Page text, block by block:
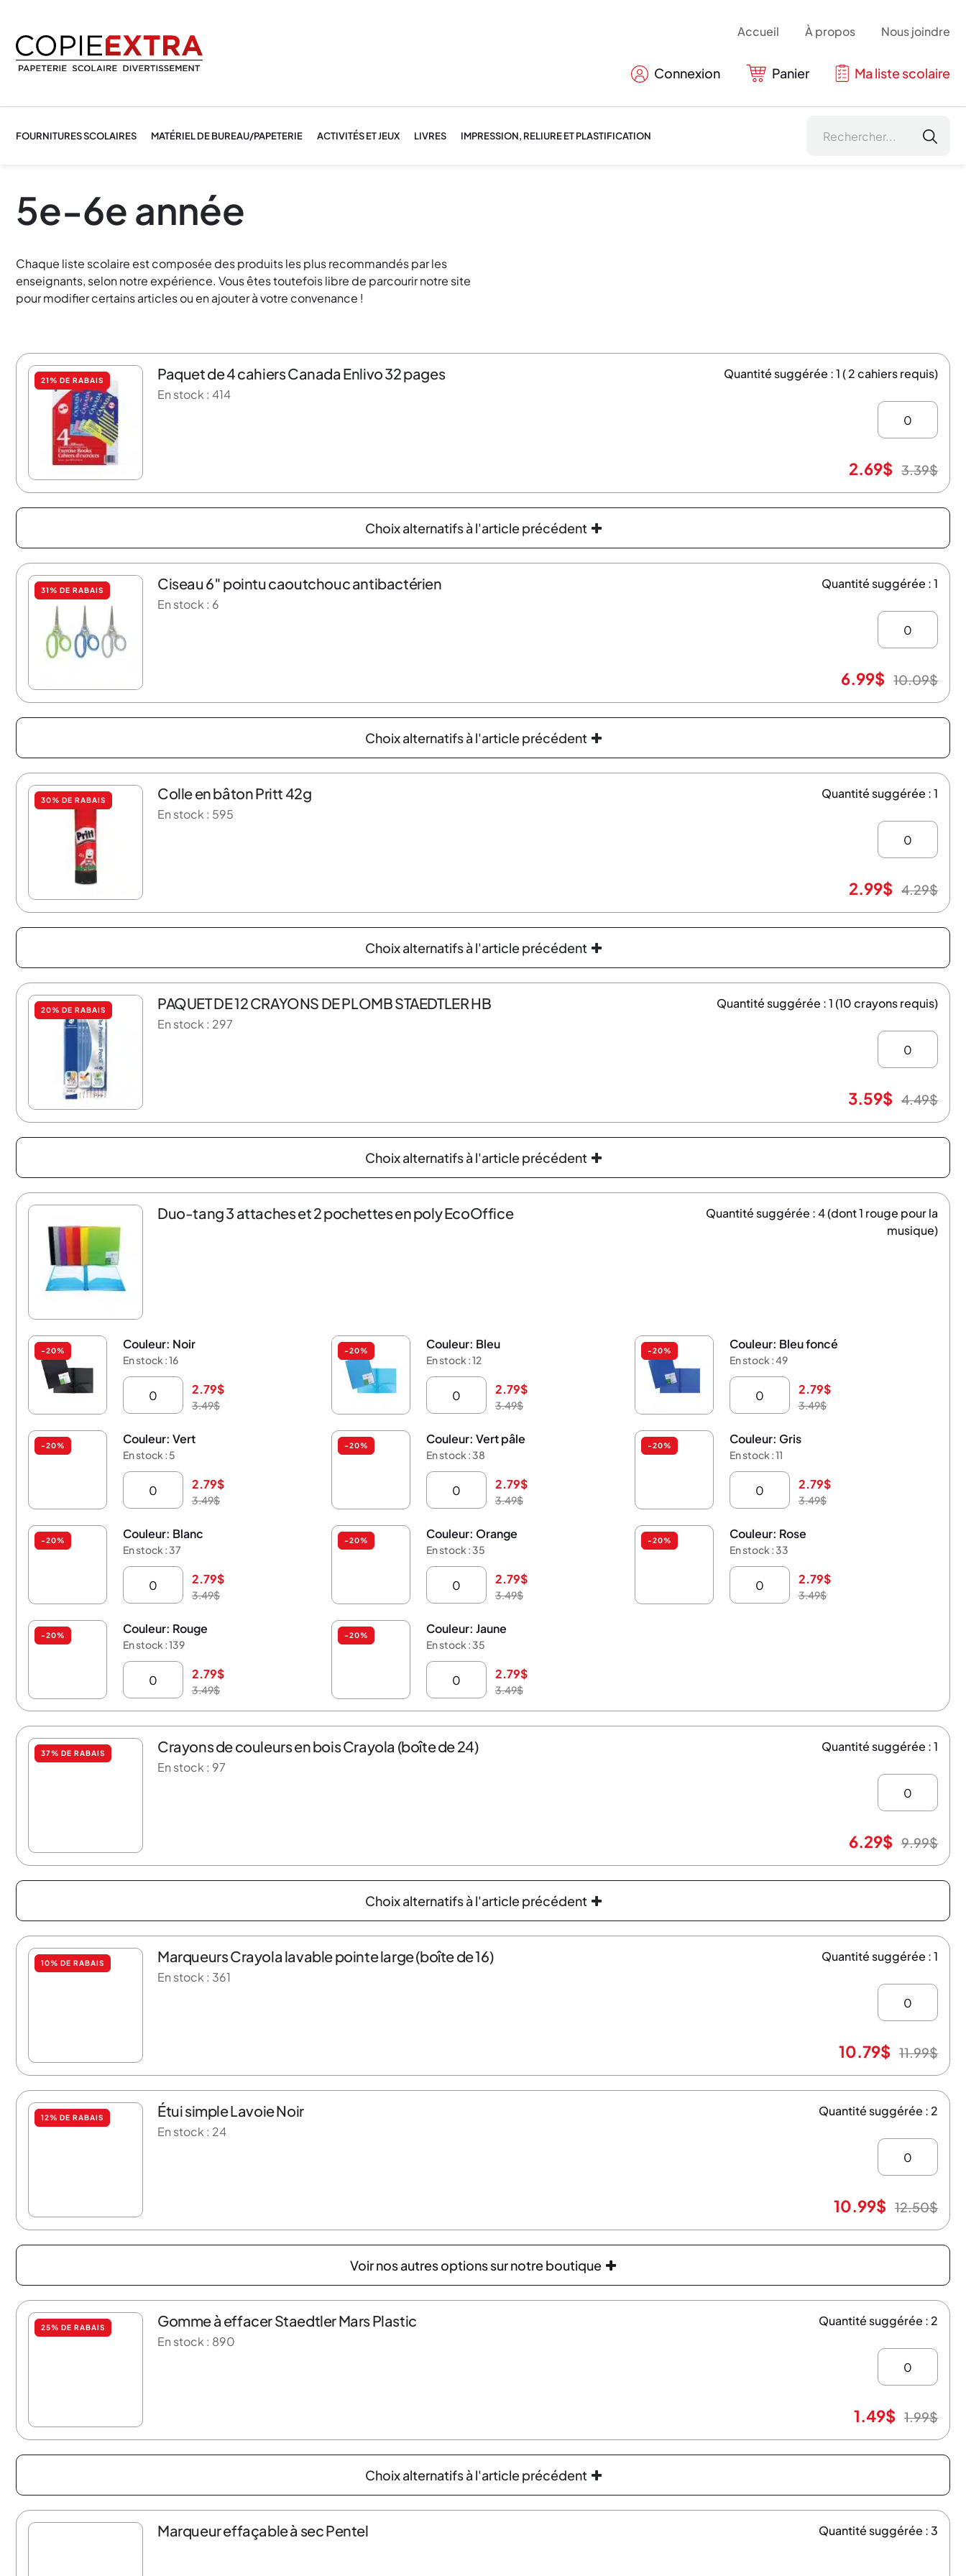
Accueil À propos Nous joindre
Connexion Panier Ma liste scolaire
FOURNITURES SCOLAIRES MATÉRIEL DE BUREAU/PAPETERIE ACTIVITÉS ET JEUX LIVRES IMPRESSION, RELIURE ET PLASTIFICATION
5e-6e année
Chaque liste scolaire est composée des produits les plus recommandés par les
enseignants, selon notre expérience. Vous êtes toutefois libre de parcourir notre site
pour modifier certains articles ou en ajouter à votre convenance !
21% DE RABAIS Paquet de 4 cahiers Canada Enlivo 32 pages
En stock : 414
Quantité suggérée : 1 ( 2 cahiers requis)
2.69$ 3.39$
Choix alternatifs à l'article précédent
31% DE RABAIS Ciseau 6″ pointu caoutchouc antibactérien
En stock : 6
Quantité suggérée : 1
6.99$ 10.09$
Choix alternatifs à l'article précédent
30% DE RABAIS Colle en bâton Pritt 42g
En stock : 595
Quantité suggérée : 1
2.99$ 4.29$
Choix alternatifs à l'article précédent
20% DE RABAIS PAQUET DE 12 CRAYONS DE PLOMB STAEDTLER HB
En stock : 297
Quantité suggérée : 1 (10 crayons requis)
3.59$ 4.49$
Choix alternatifs à l'article précédent
Duo-tang 3 attaches et 2 pochettes en poly EcoOffice
Quantité suggérée : 4 (dont 1 rouge pour la
musique)
-20% Couleur: Noir
En stock : 16
2.79$
3.49$
-20% Couleur: Bleu
En stock : 12
2.79$
3.49$
-20% Couleur: Bleu foncé
En stock : 49
2.79$
3.49$
-20% Couleur: Vert
En stock : 5
2.79$
3.49$
-20% Couleur: Vert pâle
En stock : 38
2.79$
3.49$
-20% Couleur: Gris
En stock : 11
2.79$
3.49$
-20% Couleur: Blanc
En stock : 37
2.79$
3.49$
-20% Couleur: Orange
En stock : 35
2.79$
3.49$
-20% Couleur: Rose
En stock : 33
2.79$
3.49$
-20% Couleur: Rouge
En stock : 139
2.79$
3.49$
-20% Couleur: Jaune
En stock : 35
2.79$
3.49$
37% DE RABAIS Crayons de couleurs en bois Crayola (boîte de 24)
En stock : 97
Quantité suggérée : 1
6.29$ 9.99$
Choix alternatifs à l'article précédent
10% DE RABAIS Marqueurs Crayola lavable pointe large (boîte de 16)
En stock : 361
Quantité suggérée : 1
10.79$ 11.99$
12% DE RABAIS Étui simple Lavoie Noir
En stock : 24
Quantité suggérée : 2
10.99$ 12.50$
Voir nos autres options sur notre boutique
25% DE RABAIS Gomme à effacer Staedtler Mars Plastic
En stock : 890
Quantité suggérée : 2
1.49$ 1.99$
Choix alternatifs à l'article précédent
Marqueur effaçable à sec Pentel Quantité suggérée : 3